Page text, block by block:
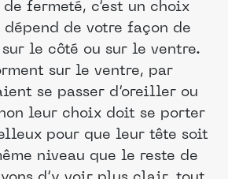
fermeté, c’est un choix
de votre façon de
le côté ou sur le ventre.
sur le ventre, par
se passer d’oreiller ou
leur choix doit se porter
pour que leur tête soit
niveau que le reste de